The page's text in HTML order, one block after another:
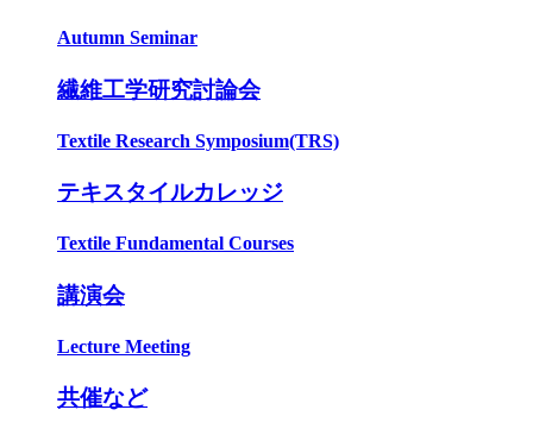
Autumn Seminar
繊維工学研究討論会
Textile Research Symposium(TRS)
テキスタイルカレッジ
Textile Fundamental Courses
講演会
Lecture Meeting
共催など